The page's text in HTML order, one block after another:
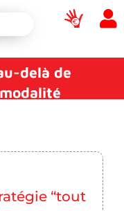
delà de
“tout